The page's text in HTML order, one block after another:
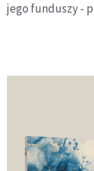
jego funduszy -